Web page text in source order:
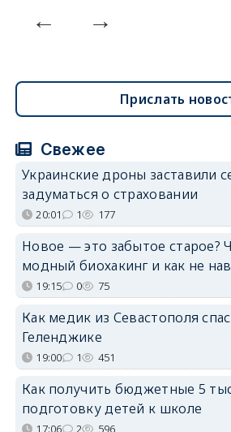
Прислать
Свежее
Украинские дроны заставили
задуматься о страховании
20:01 1 177
Новое — это забытое старое?
модный биохакинг и как не
19:15 0 75
Как медик из Севастополя
Геленджике
19:00 1 451
Как получить бюджетные 5
подготовку детей к школе
17:06 2 596